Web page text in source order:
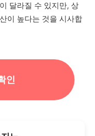
달라질 수 있지만, 상
이 높다는 것을 시사합
인